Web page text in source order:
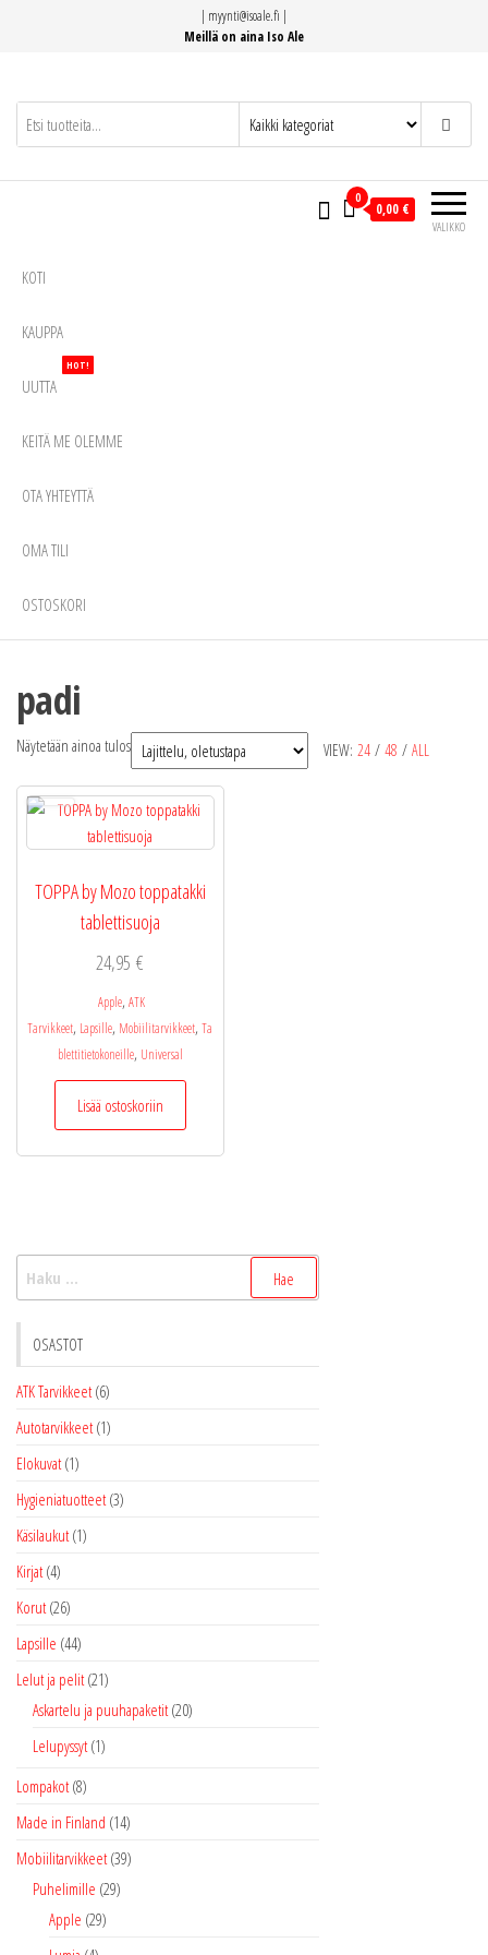
| myynti@isoale.fi |
Meillä on aina Iso Ale
VALIKKO
0
0,00 €
KOTI
KAUPPA
UUTTA
HOT!
KEITÄ ME OLEMME
OTA YHTEYTTÄ
OMA TILI
OSTOSKORI
padi
VIEW: 24 / 48 / ALL
Näytetään ainoa tulos
TOPPA by Mozo toppatakki
tablettisuoja
24,95€
Apple, ATK
Tarvikkeet, Lapsille, Mobiilitarvikkeet, Ta
blettitietokoneille, Universal
Lisää ostoskoriin
OSASTOT
ATK Tarvikkeet (6)
Autotarvikkeet (1)
Elokuvat (1)
Hygieniatuotteet (3)
Käsilaukut (1)
Kirjat (4)
Korut (26)
Lapsille (44)
Lelut ja pelit (21)
Askartelu ja puuhapaketit (20)
Lelupyssyt (1)
Lompakot (8)
Made in Finland (14)
Mobiilitarvikkeet (39)
Puhelimille (29)
Apple (29)